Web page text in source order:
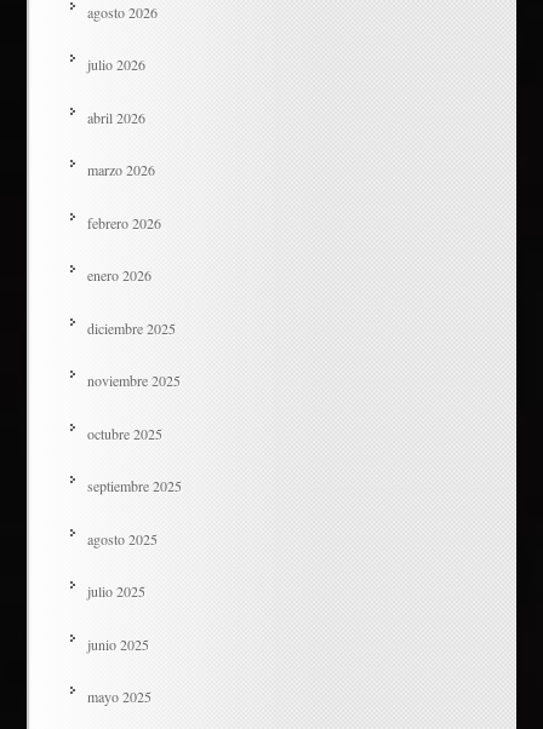
agosto 2026
julio 2026
abril 2026
marzo 2026
febrero 2026
enero 2026
diciembre 2025
noviembre 2025
octubre 2025
septiembre 2025
agosto 2025
julio 2025
junio 2025
mayo 2025